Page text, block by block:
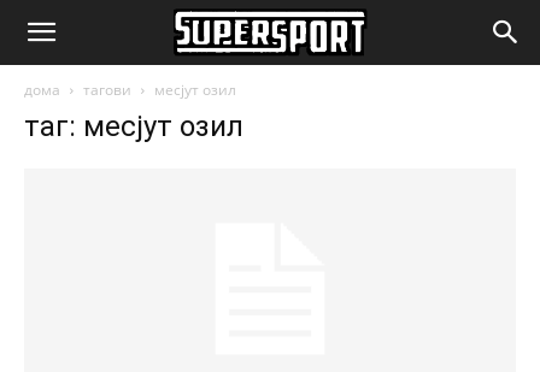
SuperSport.mk
дома тагови месјут озил
таг: месјут озил